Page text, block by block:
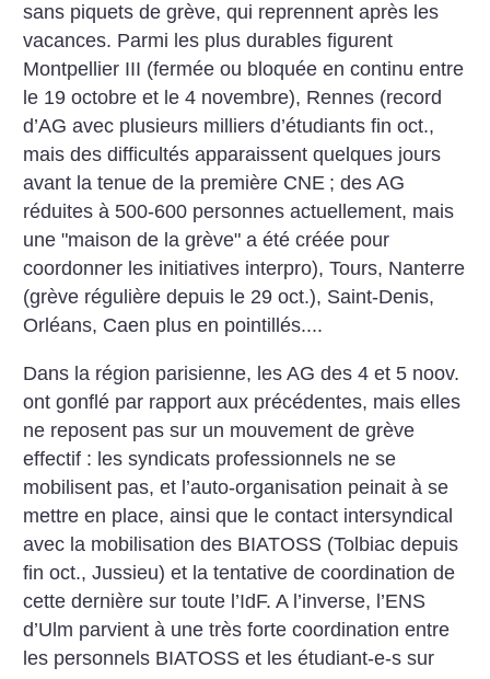
sans piquets de grève, qui reprennent après les
vacances. Parmi les plus durables figurent
Montpellier III (fermée ou bloquée en continu entre
le 19 octobre et le 4 novembre), Rennes (record
d’AG avec plusieurs milliers d’étudiants fin oct.,
mais des difficultés apparaissent quelques jours
avant la tenue de la première CNE ; des AG
réduites à 500-600 personnes actuellement, mais
une "maison de la grève" a été créée pour
coordonner les initiatives interpro), Tours, Nanterre
(grève régulière depuis le 29 oct.), Saint-Denis,
Orléans, Caen plus en pointillés....
Dans la région parisienne, les AG des 4 et 5 noov.
ont gonflé par rapport aux précédentes, mais elles
ne reposent pas sur un mouvement de grève
effectif : les syndicats professionnels ne se
mobilisent pas, et l’auto-organisation peinait à se
mettre en place, ainsi que le contact intersyndical
avec la mobilisation des BIATOSS (Tolbiac depuis
fin oct., Jussieu) et la tentative de coordination de
cette dernière sur toute l’IdF. A l’inverse, l’ENS
d’Ulm parvient à une très forte coordination entre
les personnels BIATOSS et les étudiant-e-s sur